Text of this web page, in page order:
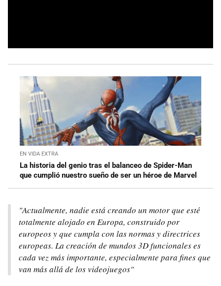
EN VIDA EXTRA
La historia del genio tras el balanceo de Spider-Man
que cumplió nuestro sueño de ser un héroe de Marvel
"Actualmente, nadie está creando un motor que esté
totalmente alojado en Europa, construido por
europeos y que cumpla con las normas y directrices
europeas. La creación de mundos 3D funcionales es
cada vez más importante, especialmente para fines que
van más allá de los videojuegos"